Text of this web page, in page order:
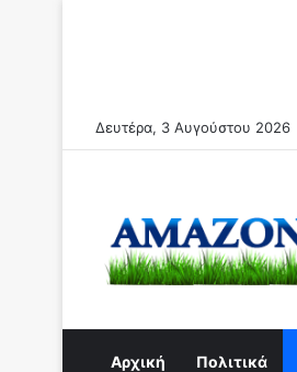
Δευτέρα, 3 Αυγούστου 2026
Αρχική Πολιτικά